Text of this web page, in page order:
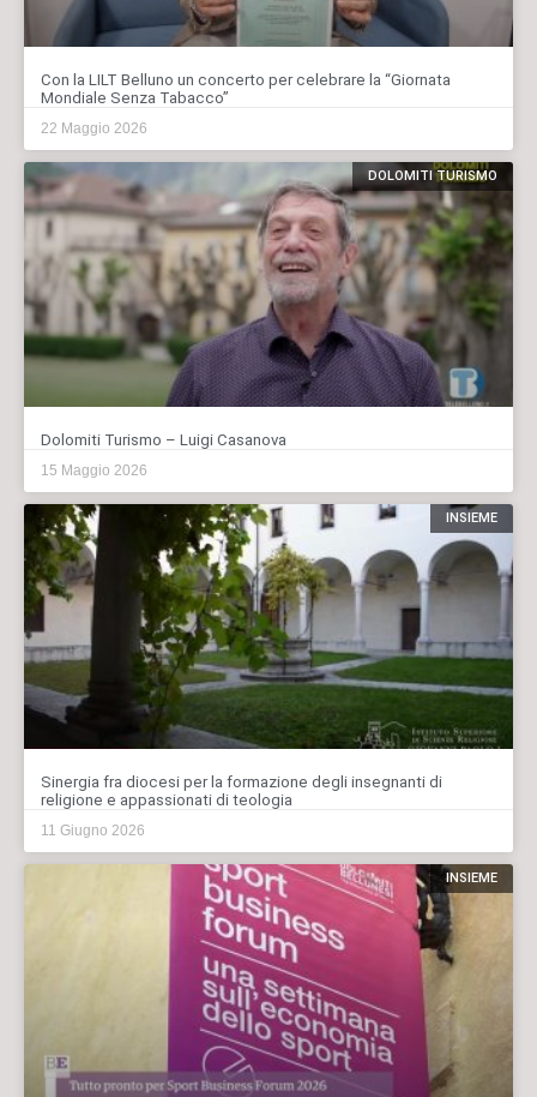
Con la LILT Belluno un concerto per celebrare la “Giornata
Mondiale Senza Tabacco”
22 Maggio 2026
DOLOMITI TURISMO
Dolomiti Turismo – Luigi Casanova
15 Maggio 2026
INSIEME
Sinergia fra diocesi per la formazione degli insegnanti di
religione e appassionati di teologia
11 Giugno 2026
INSIEME